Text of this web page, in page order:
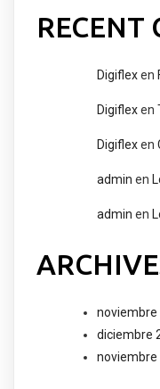
RECENT
Digiflexen
Digiflexen
Digiflexen
admin en
admin en
noviembre
diciembre
noviembre